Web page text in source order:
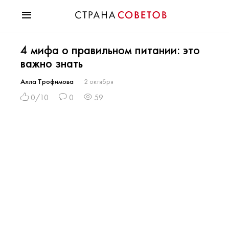
Мода
Звезды
Гороскопы
Здоровье
4 мифа о правильном питании: это
важно знать
Алла Трофимова 2 октября
0/10 0 59